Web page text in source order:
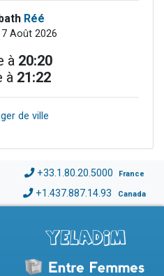
Réé
Août 2026
à 20:20
à 21:22
de ville
+33.1.80.20.5000 France
+1.437.887.14.93 Canada